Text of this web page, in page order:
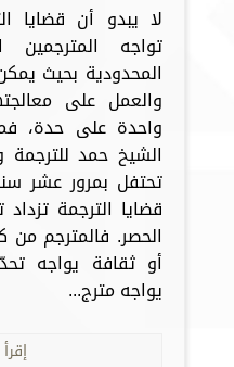
لا يبدو أن قضايا
تواجه
المحدودية بحيث
والعمل على
واحدة على حدة،
الشيخ حمد للترجمة
تحتفل بمرور عشر
قضايا الترجمة
الحصر. فالمترجم
أو ثقافة يواجه
يواجه مترج...